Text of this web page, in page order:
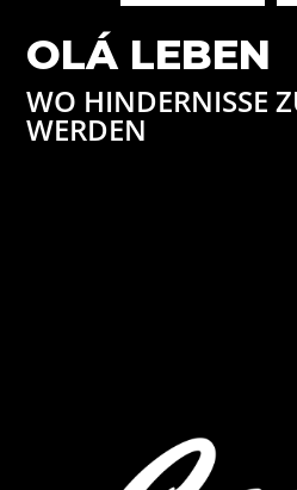
OLÁ LEBEN
WO HINDERNISSE
WERDEN